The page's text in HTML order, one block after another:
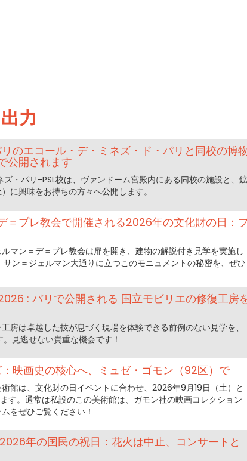
出力
のエコール・デ・ミネズ・ド・パリと同校の博
公開されます
・パリ-PSL校は、ヴァンドーム宮殿内にある同校の施設と、鉱
に興味をお持ちの方々へ公開します。
＝プレ教会で開催される2026年の文化財の日：
マン＝デ＝プレ教会は扉を開き、建物の解説付き見学を実施し
ン＝ジェルマン大通りに立つこのモニュメントの秘密を、ぜひ
: パリで公開される 国立モビリエの修復工房
房は卓越した技が息づく現場を体験できる前例のない見学を、
見逃せない貴重な機会です！
映画史の核心へ、ミュゼ・ゴモン（92区）で
館は、文化財の日イベントに合わせ、2026年9月19日（土）と
す。通常は私設のこの美術館は、ガモン社の映画コレクション
をぜひご覧ください！
年の国民の祝日：花火は中止、コンサートと